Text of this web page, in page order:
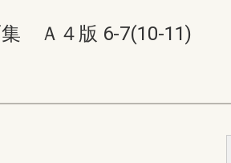
集 Ａ４版 6-7(10-11)